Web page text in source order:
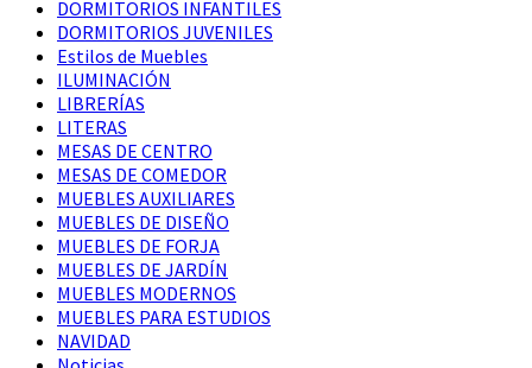
DORMITORIOS INFANTILES
DORMITORIOS JUVENILES
Estilos de Muebles
ILUMINACIÓN
LIBRERÍAS
LITERAS
MESAS DE CENTRO
MESAS DE COMEDOR
MUEBLES AUXILIARES
MUEBLES DE DISEÑO
MUEBLES DE FORJA
MUEBLES DE JARDÍN
MUEBLES MODERNOS
MUEBLES PARA ESTUDIOS
NAVIDAD